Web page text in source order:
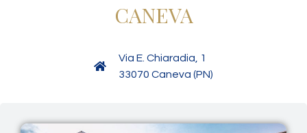
CANEVA
Via E. Chiaradia, 1
33070 Caneva (PN)